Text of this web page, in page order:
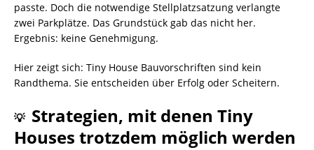
passte. Doch die notwendige Stellplatzsatzung verlangte
zwei Parkplätze. Das Grundstück gab das nicht her.
Ergebnis: keine Genehmigung.
Hier zeigt sich: Tiny House Bauvorschriften sind kein
Randthema. Sie entscheiden über Erfolg oder Scheitern.
💡 Strategien, mit denen Tiny
Houses trotzdem möglich werden